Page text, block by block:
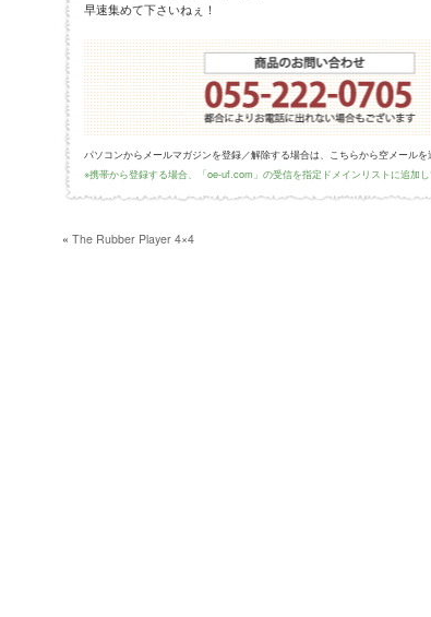
早速集めて下さいねぇ！
パソコンからメールマガジンを登録／解除する場合は、こちらから空メールを
※携帯から登録する場合、「oe-uf.com」の受信を指定ドメインリストに追加し
« The Rubber Player 4×4